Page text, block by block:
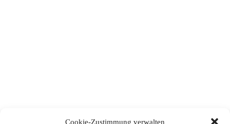
Cookie-Zustimmung verwalten